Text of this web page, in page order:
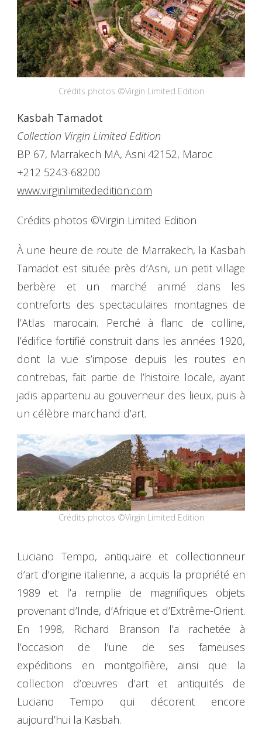
Crédits photos ©Virgin Limited Edition
Kasbah Tamadot
Collection Virgin Limited Edition
BP 67, Marrakech MA, Asni 42152, Maroc
+212 5243-68200
www.virginlimitededition.com
Crédits photos ©Virgin Limited Edition
À une heure de route de Marrakech, la Kasbah
Tamadot est située près d’Asni, un petit village
berbère et un marché animé dans les
contreforts des spectaculaires montagnes de
l’Atlas marocain. Perché à flanc de colline,
l’édifice fortifié construit dans les années 1920,
dont la vue s’impose depuis les routes en
contrebas, fait partie de l’histoire locale, ayant
jadis appartenu au gouverneur des lieux, puis à
un célèbre marchand d’art.
Crédits photos ©Virgin Limited Edition
Luciano Tempo, antiquaire et collectionneur
d’art d’origine italienne, a acquis la propriété en
1989 et l’a remplie de magnifiques objets
provenant d’Inde, d’Afrique et d’Extrême-Orient.
En 1998, Richard Branson l’a rachetée à
l’occasion de l’une de ses fameuses
expéditions en montgolfière, ainsi que la
collection d’œuvres d’art et antiquités de
Luciano Tempo qui décorent encore
aujourd’hui la Kasbah.